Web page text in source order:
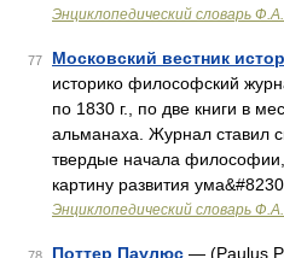
Энциклопедический словарь
77 Московский вестник
историко философский
по 1830 г., по две книги в
альманаха. Журнал ставил
твердые начала
картину развития
Энциклопедический словарь
Поттер Паулюс — (Paulus